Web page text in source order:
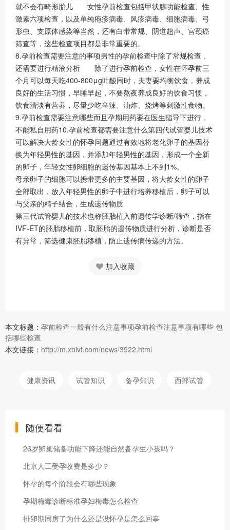
就不会有畸形胎儿 女性孕前检查包括甲状腺功能检查、性
激素六项检查，以及单纯疱疹病毒、风疹病毒、细胞病毒、弓
形虫、支原体感染等当然，还有白带常规、阴道超声、宫颈癌
筛查等，这些检查项目都是非常重要的。
8.孕前检查需要注意的事项男性的孕前检查中除了常规检查，
还需要进行精液分析 除了进行孕前检查，女性在怀孕前三
个月可以每天吃400-800μg叶酸同时，夫妻要均衡饮食，养成
良好的生活习惯，早睡早起，不要熬夜养成良好的饮食习惯，
饮食清淡有营养，尽量少吃辛辣、油炸、烧烤等刺激性食物。
9.孕前检查需要注意哪些而且孕期用药要在医生指导下进行，
不能私自用药10.孕前检查都需要注意什么第四代试管婴儿技术
可以解决大龄女性的怀孕问题通过有效地将老化卵子的基因替
换为年轻男性的基因，并添加年轻男性的基因，形成一个全新
的卵子，年轻女性卵细胞的遗传基因基本上不到1%。
母亲卵子的细胞可以携带更多的主要基因，将大龄女性的卵子
全部取出，放入年轻男性的卵子中进行培养移植后，卵子可以
与父亲的精子结合，生成遗传物质
第三代试管婴儿的技术也称胚胎植入前遗传学诊断/筛查，指在
IVF-ET的胚胎移植前，取胚胎的遗传物质进行分析，诊断是否
有异常，筛选健康胚胎移植，防止遗传病传递的方法。
加入收藏
本文标题： 孕前检查一般有什么注意事项孕前检查注意事项有哪些 包
括哪些检查
本文链接： http://m.xbivf.com/news/3922.html
健康资讯 试管知识 备孕知识 西部试管
随便看看
26岁卵巢储备功能下降还能自然备孕生小孩吗？
北京人工受孕收费是多少？
怀孕的每个阶段会有哪些现象
孕期梅毒诊断标准孕妇梅毒怎么检查
排卵期同房了为什么还是没怀孕是怎么回事